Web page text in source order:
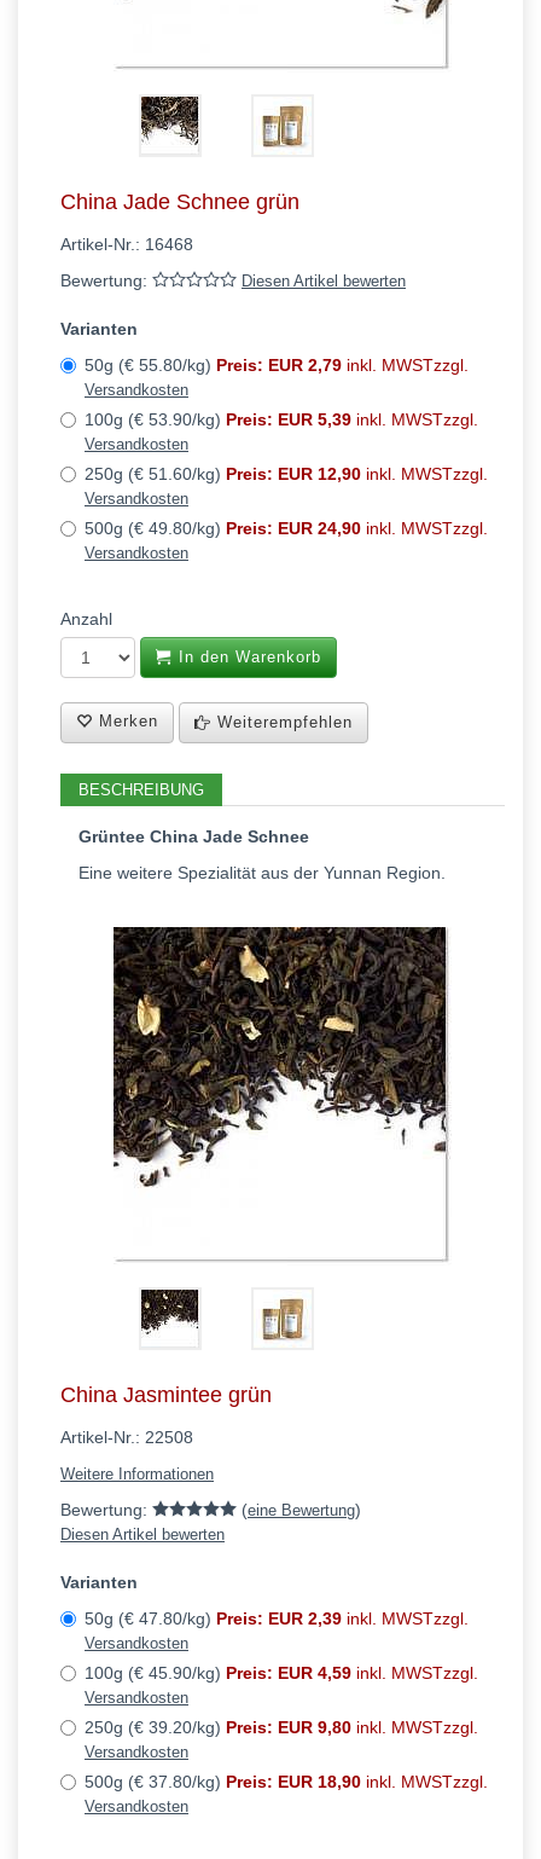
China Jade Schnee grün
Artikel-Nr.: 16468
Bewertung:
Diesen Artikel bewerten
Varianten
50g (€ 55.80/kg) Preis: EUR 2,79 inkl. MWSTzzgl.
Versandkosten
100g (€ 53.90/kg) Preis: EUR 5,39 inkl. MWSTzzgl.
Versandkosten
250g (€ 51.60/kg) Preis: EUR 12,90 inkl. MWSTzzgl.
Versandkosten
500g (€ 49.80/kg) Preis: EUR 24,90 inkl. MWSTzzgl.
Versandkosten
Anzahl
In den Warenkorb
Merken Weiterempfehlen
BESCHREIBUNG
Grüntee China Jade Schnee
Eine weitere Spezialität aus der Yunnan Region.
China Jasmintee grün
Artikel-Nr.: 22508
Weitere Informationen
Bewertung: (eine Bewertung)
Diesen Artikel bewerten
Varianten
50g (€ 47.80/kg) Preis: EUR 2,39 inkl. MWSTzzgl.
Versandkosten
100g (€ 45.90/kg) Preis: EUR 4,59 inkl. MWSTzzgl.
Versandkosten
250g (€ 39.20/kg) Preis: EUR 9,80 inkl. MWSTzzgl.
Versandkosten
500g (€ 37.80/kg) Preis: EUR 18,90 inkl. MWSTzzgl.
Versandkosten